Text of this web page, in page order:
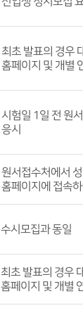
접수
원서비 납부를 완
발표 세부 내용
신입생 모집과 관
비교
수시모집에서 미
모집인원은 정시
최초 발표의 경우
홈페이지 및 개별
발표 세부 내용
충원합격의 경우
등록을 포기한 것
비교
최종등록금은 1월
시험일 1일 전 원
응시
비교
한국사 미응시할
원서접수처에서
홈페이지에 접속
표준점수, 백분위,
수시모집과 동일
발표 세부 내용
원서접수 사이트
비교
수시 이월 인원을
최초 발표의 경우
홈페이지 및 개별